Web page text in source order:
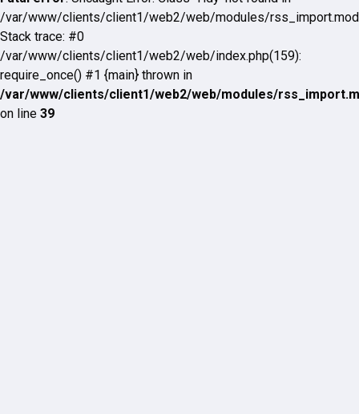
/var/www/clients/client1/web2/web/modules/
Stack trace: #0
/var/www/clients/client1/web2/web/index.php(159):
require_once() #1 {main} thrown in
/var/www/clients/client1/web2/web/modules/
on line 39